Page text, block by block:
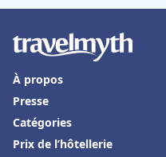
Hôtels à Tarnos
Hôtels à Le Barcares
Hôtels à Saulieu
Hôtels à Lyons-la-Forêt
Hôtels à Moulis
Hôtels à Lucerne
À propos
Presse
Catégories
Prix de l’hôtellerie